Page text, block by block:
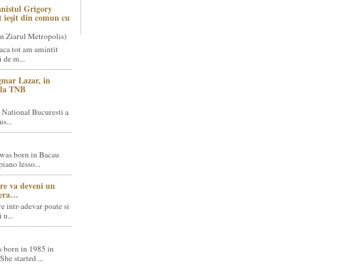
Grigory
ieșit din comun cu
Ziarul Metropolis)
tot am amintit
m...
Lazar, in
TNB
Bucuresti a
born in Bacau
lesso...
va deveni un
intr-adevar poate si
u...
born in 1985 in
started ...